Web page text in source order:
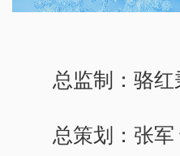
总监制：骆红
总策划：张军